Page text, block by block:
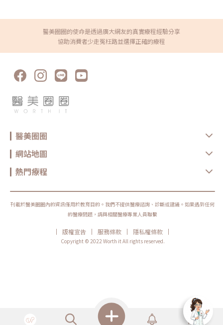
時，才可能以單一療程處理整體結構問題。這類複合式方案看似單次金額較
高，但若只單項反覆嘗試，往往效果有限、補打頻率更高，長期下來反而增
加總花費。4.維持期與長期規劃有些療程屬於短期型，需要每半年補強；有
些則屬結構型，維持年限較長。若只看單次價格，容易忽略「一年、三年、
持多久。不論是玻尿酸、肉毒、電波或雷射，只要照護做錯，紋路很容易在
短時間內「打回原形」。1.保濕一定要做足：乾燥會把細紋全部放大頸部天
頸部或臉部保濕產品，早晚確實塗抹，必要時搭配濕敷，加速皮膚穩定。2.
防曬不能省：頸部每天都要擦紫外線會加速膠原分解，是造成頸紋復發與老
化的最大元凶之一。術後一旦忽略防曬，即使前端療程做得再好，效果也會
的」。若治療後仍維持長時間低頭滑手機、看電腦的姿勢，等於每天不斷在
原本的位置重複折疊，紋路自然容易回來。建議調整螢幕高度、使用手機時
把裝置抬高到視線水平，讓頸部保持自然伸直，這會比任何昂貴保養品都更
有用。消除頸紋常見問題 QA以下最常見五個問題，幫你一次釐清對頸紋療
「明顯改善」而非「永久消失」。因為頸部每天仍會活動、折疊與受紫外線
影響，即使療程讓紋路變平滑，只要生活習慣與保養沒有同步調整，紋路仍
目標，而非一次到位。Q2：幾歲適合開始做頸紋療程？頸紋的處理時機不
現，屬於早期型態，可先以保養與非侵入式療程維持；一旦平視就能看到固
定線條，就代表結構已開始改變，應及早諮詢醫師規劃治療策略。Q3：做
完會不會看起來很假？只要採取「少量、多點、分層」的填補原則，並搭配
貫。真正容易顯得不自然的，反而是一次填補過多或只處理單條紋路、忽略
整體結構的做法。Q4：只打玻尿酸可以嗎？如果你的問題只是單純的凹陷
水平紋，少量玻尿酸確實能帶來明顯改善；但一旦合併皮膚鬆弛或彈性流
頸手術／頸部拉皮）：外觀改變在術後腫脹消退後即相當明顯，但完整穩定
期通常需 數週至 2～3 個月，屬於「一次處理結構、長期維持」型方案，與
非侵入療程的節奏完全不同。因此在評估時，除了問「要幾次」，更應該問
的是：你想要的是短期改善、漸進升級，還是一次處理結構問題的長期方
按摩，都能幫助你改善頭髮狀況。最重要的是，給自己一些時間和耐心，因
鬆，讓自己在這段過程中保持輕鬆愉快的心情。相信只要堅持下去，健康亮
麗的頭髮就會回來，讓你重拾自信！
部整體外形調整。鼻中膈彎曲是非常普遍的問題，很多人可能都曾有過類似
的困擾。但如果情況嚴重，甚至可能影響到睡眠品質，造成睡眠障礙，建議
這種情況，必須盡早尋求醫師診治。只有透過適當的治療，才能遠離鼻部疾
病的苦惱，重新獲得良好的生活品質。因此，不論是為了健康還是舒適的睡
醒大家，醫療並非單純的商業交易，所有的療程都伴隨著風險。因此，作為
看起來比較疲態等，都可能與老化造成的支撐改變有關。多泰音波可用於眉
眼拉提、鬆弛的頦下拉提，以及改善側腹、下腹和大腿皮膚緊緻度。也就是
說，它除了可評估用於臉部輪廓與眉眼周圍，也能依照醫師判斷，應用於部
多泰音波特色一：Duo Care 雙靶探頭，一發雙層DUOTITE 多泰音波具備
Duo Care 4.5-3.0 雙靶探頭。探頭可對應 3.0mm 與 4.5mm 雙層深度，
於較深層支撐結構的拉提規劃。當臉部開始出現鬆弛、下顎線模糊、嘴邊肉
下垂或頦下線條鬆散時，單純處理表皮通常不夠，必須從不同層次一起評
估，才有機會讓輪廓看起來更自然。所謂「一發雙層」，可以理解成在同一
人，和臉部脂肪較厚、鬆弛較明顯的人，適合的打法會完全不同。多泰音波
特色二：4 種模式，依部位客製化調整DUOTITE 多泰音波的 Duo Care 探
頭具備 4 種治療模式，包含 Dot-Dot、Dot-Linear、Linear-Dot、Linear-
Linear。這樣的設計讓醫師能依照治療部位、拉提方向與組織條件，調整能
並不是誰比較好，而是要看適合用在哪裡。例如有些區域需要更精細地堆疊
能量，有些區域則需要順著輪廓方向規劃拉提線條。這也是為什麼音波療程
果。對消費者來說，不一定要完全記住每一種模式的技術差異，但可以在諮
療會打哪些層次？重點會放在下顎線、頦下、眉眼，還是口周附近？這些問
題比單純問「要打幾條」更重要！多泰音波特色三：Dot Care 細部探頭，
適合精細區域評估除了 Duo Care 雙靶探頭，DUOTITE 多泰音波也有 Dot
區域，例如眉眼周圍、輪廓邊界、嘴唇周圍或局部細節。臉部不是平面，每
個人的骨架、脂肪分布與皮膚厚度都不同。像眼周、眉尾、口周或下顎線邊
緣，本來就比臉頰大面積區域更需要精準處理。如果能依照不同部位選擇探
臉頰、下顎線、頦下與身體部位的皮膚厚度、脂肪量與支撐結構都不同，治
療深度自然也會不同。DUOTITE 多泰音波具備 5 種探頭設計，醫師可依照
治療部位、鬆弛程度與組織厚度進行分層規劃，讓療程不只是單點施作，而
是更接近「依照部位安排不同深度」的治療策略。Single Care 1.5：針對較
醫美圈圈的使命是透過廣大網友的真實療程經驗分享
協助消費者少走冤枉路並選擇正確的療程
醫美圈圈
網站地圖
熱門療程
刊載於醫美圈圈內的資訊僅用於教育目的。我們不提供醫療諮詢、診斷或建議。如果遇到任何
的醫療問題，請與相關醫療專業人員聯繫
| 版權宣告 | 服務條款 | 隱私權條款
|
Copyright © 2022 Worth it All rights reserved.